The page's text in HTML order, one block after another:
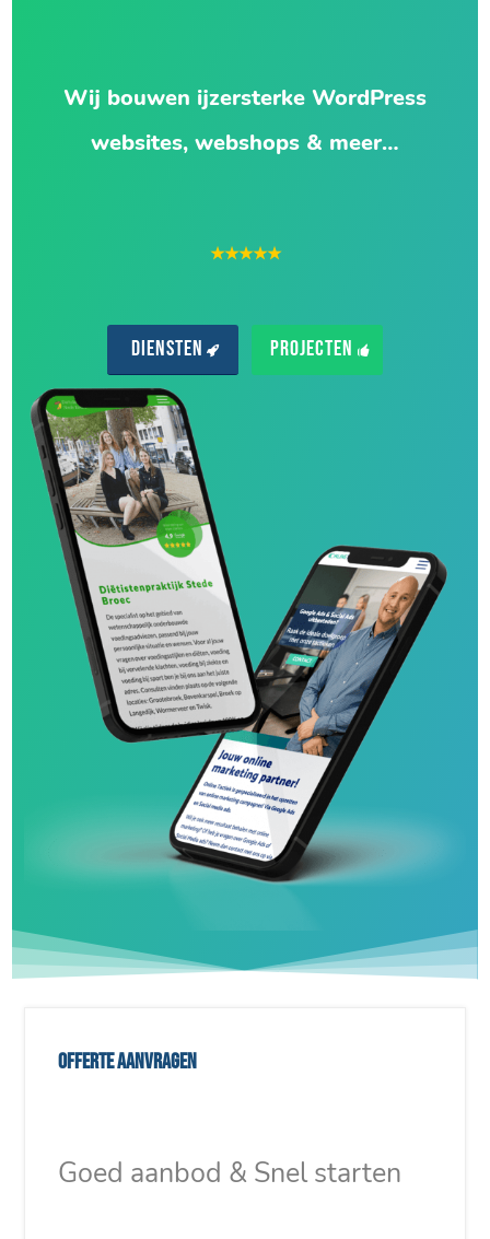
Wij bouwen ijzersterke WordPress
websites, webshops & meer…
★★★★★
Diensten Projecten
Offerte aanvragen
Goed aanbod & Snel starten